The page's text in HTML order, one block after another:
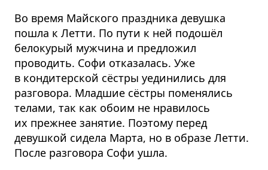
Во время Майского праздника девушка
пошла к Летти. По пути к ней подошёл
белокурый мужчина и предложил
проводить. Софи отказалась. Уже
в кондитерской сёстры уединились для
разговора. Младшие сёстры поменялись
телами, так как обоим не нравилось
их прежнее занятие. Поэтому перед
девушкой сидела Марта, но в образе Летти.
После разговора Софи ушла.